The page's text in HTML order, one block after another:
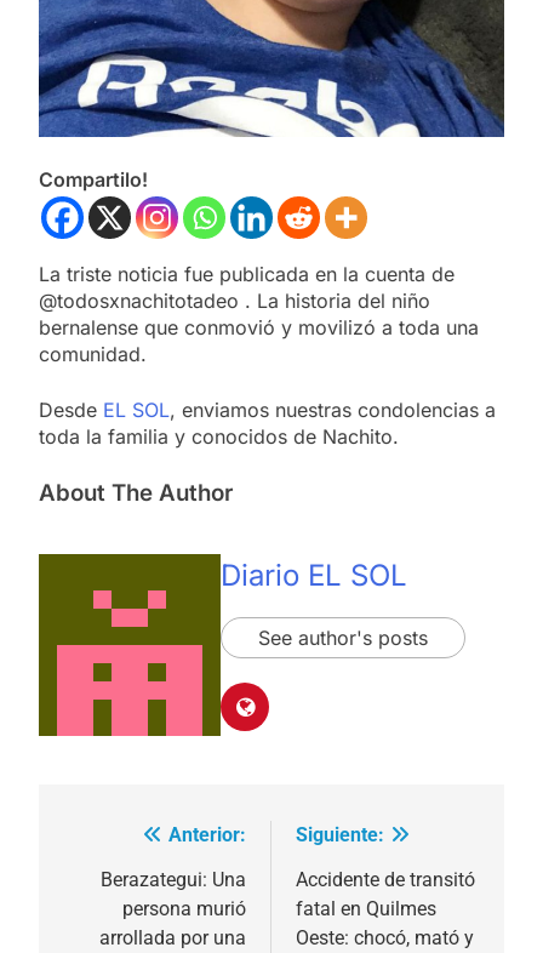
Compartilo!
La triste noticia fue publicada en la cuenta de
@todosxnachitotadeo . La historia del niño
bernalense que conmovió y movilizó a toda una
comunidad.
Desde EL SOL, enviamos nuestras condolencias a
toda la familia y conocidos de Nachito.
About The Author
Diario EL SOL
See author's posts
Navegación
entradas
Anterior:
Berazategui: Una
persona murió
arrollada por una
Siguiente:
Accidente de transitó
fatal en Quilmes
Oeste: chocó, mató y